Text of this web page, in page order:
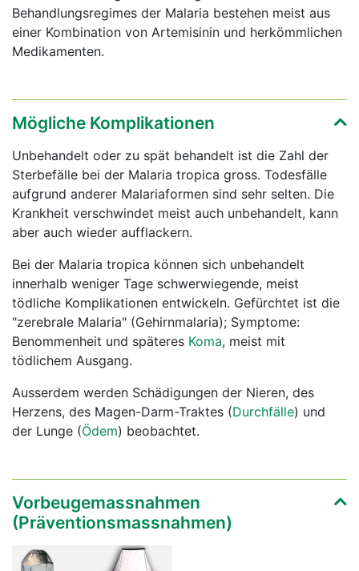
Behandlungsregimes der Malaria bestehen meist aus
einer Kombination von Artemisinin und herkömmlichen
Medikamenten.
Mögliche Komplikationen
Unbehandelt oder zu spät behandelt ist die Zahl der
Sterbefälle bei der Malaria tropica gross. Todesfälle
aufgrund anderer Malariaformen sind sehr selten. Die
Krankheit verschwindet meist auch unbehandelt, kann
aber auch wieder aufflackern.
Bei der Malaria tropica können sich unbehandelt
innerhalb weniger Tage schwerwiegende, meist
tödliche Komplikationen entwickeln. Gefürchtet ist die
"zerebrale Malaria" (Gehirnmalaria); Symptome:
Benommenheit und späteres Koma, meist mit
tödlichem Ausgang.
Ausserdem werden Schädigungen der Nieren, des
Herzens, des Magen-Darm-Traktes (Durchfälle) und
der Lunge (Ödem) beobachtet.
Vorbeugemassnahmen
(Präventionsmassnahmen)